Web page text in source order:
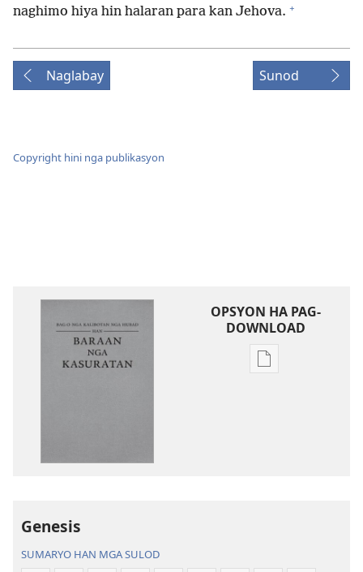
naghimo hiya hin halaran para kan Jehova. +
Naglabay Sunod
Copyright hini nga publikasyon
OPSYON HA PAG-
DOWNLOAD
Opsyon
Genesis
SUMARYO HAN MGA SULOD